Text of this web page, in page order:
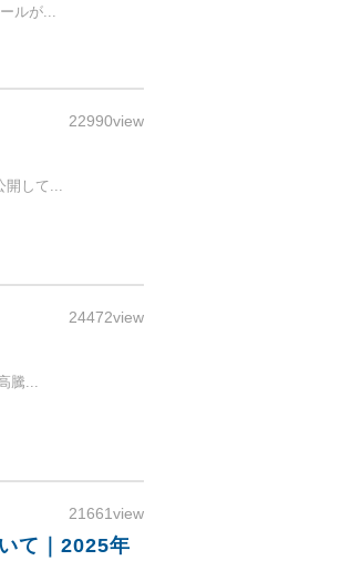
ルが...
22990view
開して...
24472view
騰...
21661view
て｜2025年